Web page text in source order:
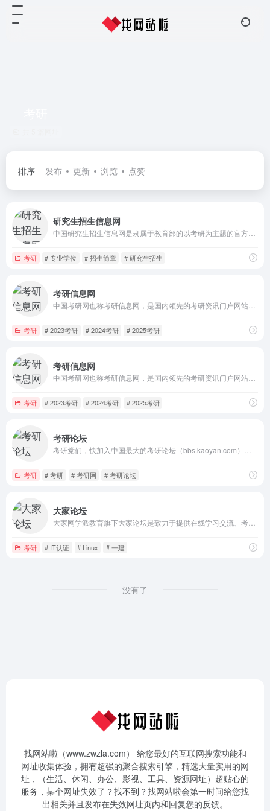
排序 发布 更新 浏览 点赞
研究生招生信息网
考研 # 专业学位 # 招生简章 # 研究生招生
考研信息网
考研 # 2023考研 # 2024考研 # 2025考研
考研信息网
考研 # 2023考研 # 2024考研 # 2025考研
考研论坛
考研 # 考研 # 考研网 # 考研论坛
大家论坛
考研 # IT认证 # Linux # 一建
没有了
找网站啦（www.zwzla.com） 给您最好的互联网搜索功能和
网址收集体验，拥有超强的聚合搜索引擎，精选大量实用的网
址，（生活、休闲、办公、影视、工具、资源网址）超贴心的
服务，某个网址失效了？找不到？找网站啦会第一时间给您找
出相关并且发布在失效网址页内和回复您的反馈。